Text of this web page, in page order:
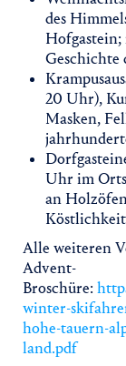
des
Hofgastein;
Geschichte
20 Uhr),
Masken,
Uhr im
an
Alle weiteren
Advent-
Broschüre:
winter-
hohe-tauern-
land.pdf